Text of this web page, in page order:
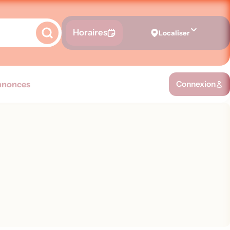
Horaires Localiser
Connexion